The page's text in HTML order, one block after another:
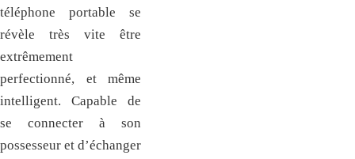
téléphone portable se
révèle très vite être
extrêmement
perfectionné, et même
intelligent. Capable de
se connecter à son
possesseur et d’échanger